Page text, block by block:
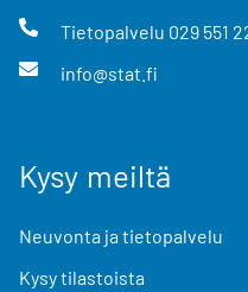
Tietopalvelu 029 551
info@stat.fi
Kysy meiltä
Neuvonta ja tietopalvelu
Kysy tilastoista